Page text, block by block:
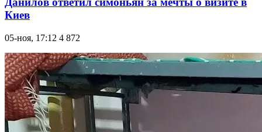
Киев
05-ноя, 17:12 4 872